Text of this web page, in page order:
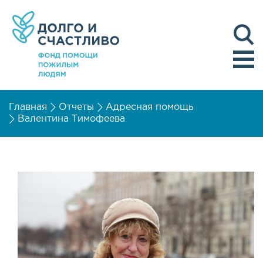
Главная Отчеты
Адресная помощь
Валентина Тимофеева